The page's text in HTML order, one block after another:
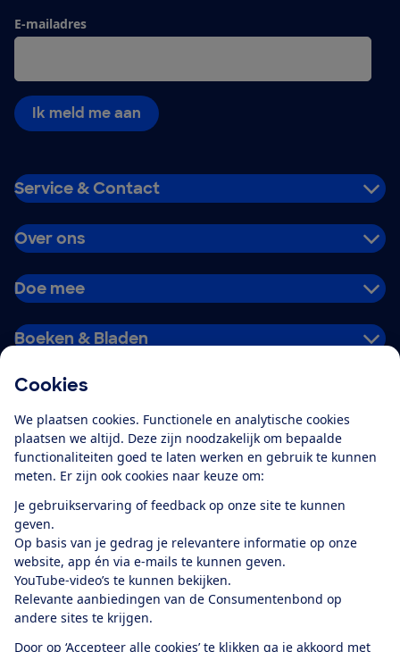
Cookies
We plaatsen cookies. Functionele en analytische cookies
plaatsen we altijd. Deze zijn noodzakelijk om bepaalde
functionaliteiten goed te laten werken en gebruik te kunnen
meten. Er zijn ook cookies naar keuze om:
Je gebruikservaring of feedback op onze site te kunnen
geven.
Op basis van je gedrag je relevantere informatie op onze
website, app én via e-mails te kunnen geven.
YouTube-video’s te kunnen bekijken.
Relevante aanbiedingen van de Consumentenbond op
andere sites te krijgen.
Door op ‘Accepteer alle cookies’ te klikken ga je akkoord met
E-mailadres
Ik meld me aan
Service & Contact
Over ons
Doe mee
Boeken & Bladen
Alles over de
app
Algemene Voorwaarden
Privacyverklaring
Cookiebeleid
Privacyvoorkeuren
Toegankelijkheid
RSS-feed nieuws
Facebook
TwitterInstagram
YoutubeLinkedIn